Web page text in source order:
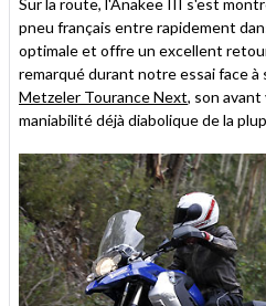
pneu français entre rapidement
optimale et offre un excellent
remarqué durant notre essai face
Metzeler Tourance Next, son
maniabilité déjà diabolique de la